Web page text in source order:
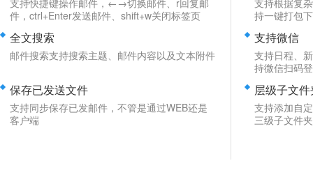
支持快捷键操作邮件，←→切换邮件、r回复邮
件，ctrl+Enter发送邮件、shift+w关闭标签页
全文搜索
邮件搜索支持搜索主题、邮件内容以及文本附件
保存已发送文件
支持同步保存已发邮件，不管是通过WEB还是
客户端
支持根据复
持一键打包
支持微信
支持日程、
持微信扫码
层级子文
支持添加自
三级子文件夹